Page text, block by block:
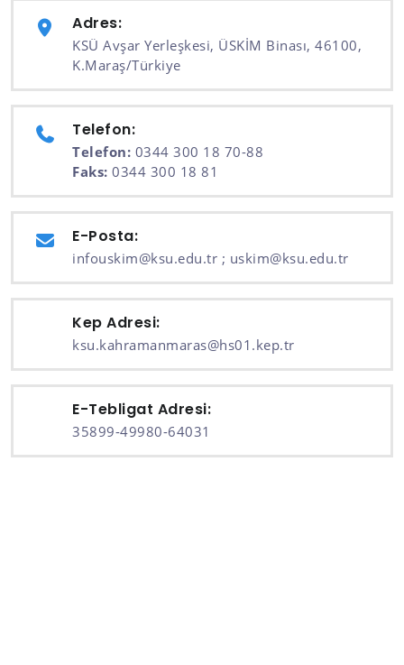
Adres:
KSÜ Avşar Yerleşkesi, ÜSKİM Binası, 46100,
K.Maraş/Türkiye
Telefon:
Telefon: 0344 300 18 70-88
Faks: 0344 300 18 81
E-Posta:
infouskim@ksu.edu.tr ; uskim@ksu.edu.tr
Kep Adresi:
ksu.kahramanmaras@hs01.kep.tr
E-Tebligat Adresi:
35899-49980-64031